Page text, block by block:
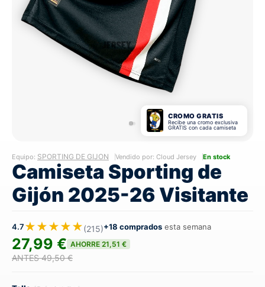
CROMO GRATIS
Recibe una cromo exclusiva
GRATIS con cada camiseta
Equipo: SPORTING DE GIJON Vendido por: Cloud Jersey En stock
Camiseta Sporting de
Gijón 2025-26 Visitante
4.7★★★★★(215)+18 comprados esta semana
27,99 € AHORRE 21,51 €
ANTES 49,50 €